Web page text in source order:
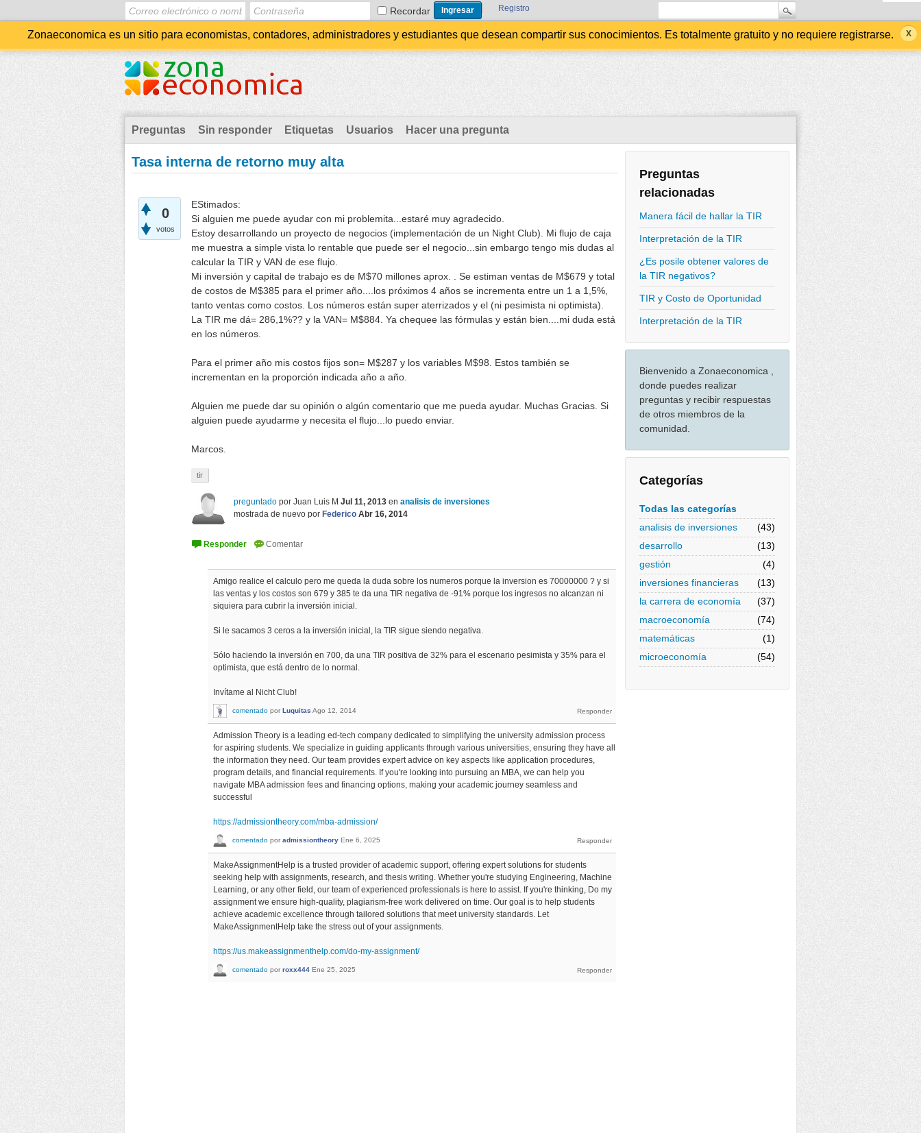
Recordar Registro
Zonaeconomica es un sitio para economistas, contadores, administradores y estudiantes que desean compartir sus conocimientos. Es totalmente gratuito y no requiere registrarse.
Preguntas Sin responder Etiquetas Usuarios Hacer una pregunta
Preguntas
relacionadas
Manera fácil de hallar la TIR
Interpretación de la TIR
¿Es posile obtener valores de
la TIR negativos?
TIR y Costo de Oportunidad
Interpretación de la TIR
Bienvenido a Zonaeconomica ,
donde puedes realizar
preguntas y recibir respuestas
de otros miembros de la
comunidad.
Categorías
Todas las categorías
analisis de inversiones
(43)
desarrollo
(13)
gestión
(4)
inversiones financieras
(13)
la carrera de economía
(37)
macroeconomía
(74)
matemáticas
(1)
microeconomía
(54)
Tasa interna de retorno muy alta
0
votos
EStimados:
Si alguien me puede ayudar con mi problemita...estaré muy agradecido.
Estoy desarrollando un proyecto de negocios (implementación de un Night Club). Mi flujo de caja
me muestra a simple vista lo rentable que puede ser el negocio...sin embargo tengo mis dudas al
calcular la TIR y VAN de ese flujo.
Mi inversión y capital de trabajo es de M$70 millones aprox. . Se estiman ventas de M$679 y total
de costos de M$385 para el primer año....los próximos 4 años se incrementa entre un 1 a 1,5%,
tanto ventas como costos. Los números están super aterrizados y el (ni pesimista ni optimista).
La TIR me dá= 286,1%?? y la VAN= M$884. Ya chequee las fórmulas y están bien....mi duda está
en los números.
Para el primer año mis costos fijos son= M$287 y los variables M$98. Estos también se
incrementan en la proporción indicada año a año.
Alguien me puede dar su opinión o algún comentario que me pueda ayudar. Muchas Gracias. Si
alguien puede ayudarme y necesita el flujo...lo puedo enviar.
Marcos.
tir
preguntado por Juan Luis M Jul 11, 2013 en analisis de inversiones
mostrada de nuevo por Federico Abr 16, 2014
Amigo realice el calculo pero me queda la duda sobre los numeros porque la inversion es 70000000 ? y si
las ventas y los costos son 679 y 385 te da una TIR negativa de -91% porque los ingresos no alcanzan ni
siquiera para cubrir la inversión inicial.
Si le sacamos 3 ceros a la inversión inicial, la TIR sigue siendo negativa.
Sólo haciendo la inversión en 700, da una TIR positiva de 32% para el escenario pesimista y 35% para el
optimista, que está dentro de lo normal.
Invítame al Nicht Club!
comentado por Luquitas Ago 12, 2014
Admission Theory is a leading ed-tech company dedicated to simplifying the university admission process
for aspiring students. We specialize in guiding applicants through various universities, ensuring they have all
the information they need. Our team provides expert advice on key aspects like application procedures,
program details, and financial requirements. If you're looking into pursuing an MBA, we can help you
navigate MBA admission fees and financing options, making your academic journey seamless and
successful
https://admissiontheory.com/mba-admission/
comentado por admissiontheory Ene 6, 2025
MakeAssignmentHelp is a trusted provider of academic support, offering expert solutions for students
seeking help with assignments, research, and thesis writing. Whether you're studying Engineering, Machine
Learning, or any other field, our team of experienced professionals is here to assist. If you're thinking, Do my
assignment we ensure high-quality, plagiarism-free work delivered on time. Our goal is to help students
achieve academic excellence through tailored solutions that meet university standards. Let
MakeAssignmentHelp take the stress out of your assignments.
https://us.makeassignmenthelp.com/do-my-assignment/
comentado por roxx444 Ene 25, 2025